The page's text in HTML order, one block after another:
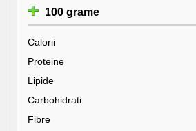
100 grame
Calorii
Proteine
Lipide
Carbohidrati
Fibre